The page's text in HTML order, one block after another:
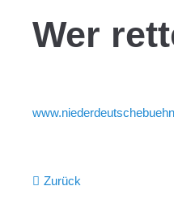
Wer
Zurück